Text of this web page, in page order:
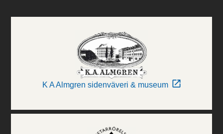
K A Almgren sidenväveri & museum